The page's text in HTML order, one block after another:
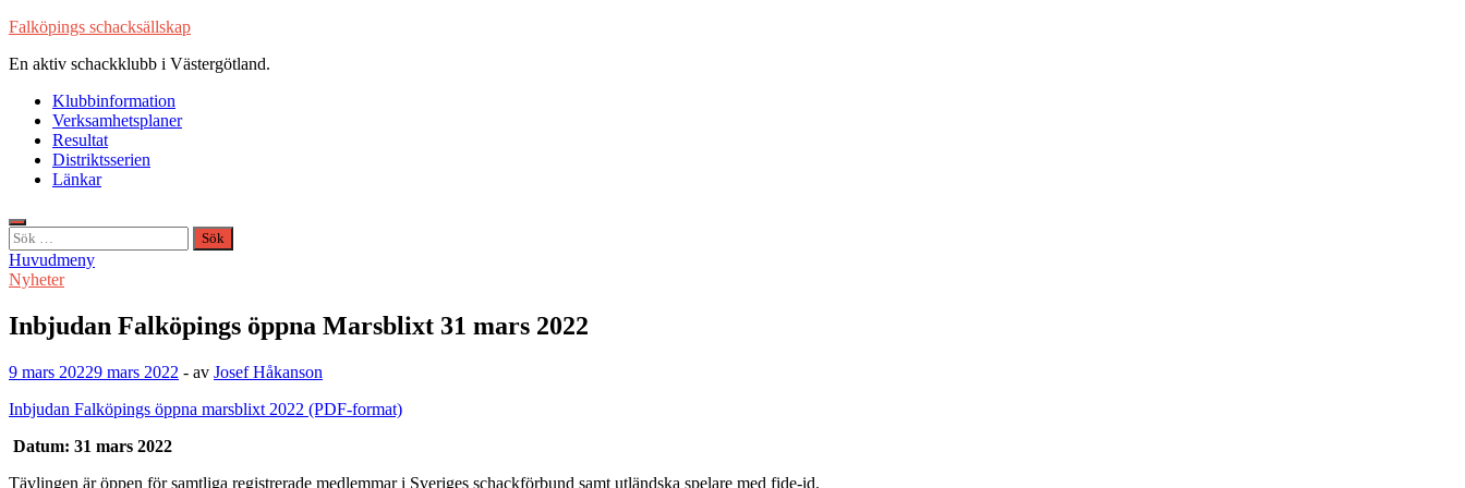
Hoppa
innehåll
Falköpings schacksällskap
En aktiv schackklubb i Västergötland.
Klubbinformation
Verksamhetsplaner
Resultat
Distriktsserien
Länkar
Sök
efter:
Huvudmeny
Nyheter
Inbjudan Falköpings öppna Marsblixt 31 mars 2022
9 mars 20229 mars 2022 - av Josef Håkanson
Inbjudan Falköpings öppna marsblixt 2022 (PDF-format)
Datum: 31 mars 2022
Tävlingen är öppen för samtliga registrerade medlemmar i Sveriges schackförbund samt utländska spelare med fide-id.